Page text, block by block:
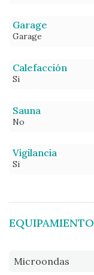
Garage
Garage
Calefacción
Si
Sauna
No
Vigilancia
Si
EQUIPAMIENTO
Microondas